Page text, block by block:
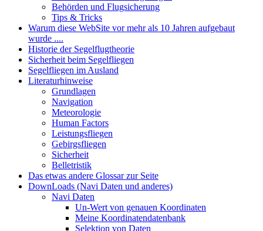
Behörden und Flugsicherung
Tips & Tricks
Warum diese WebSite vor mehr als 10 Jahren aufgebaut
wurde ....
Historie der Segelflugtheorie
Sicherheit beim Segelfliegen
Segelfliegen im Ausland
Literaturhinweise
Grundlagen
Navigation
Meteorologie
Human Factors
Leistungsfliegen
Gebirgsfliegen
Sicherheit
Belletristik
Das etwas andere Glossar zur Seite
DownLoads (Navi Daten und anderes)
Navi Daten
Un-Wert von genauen Koordinaten
Meine Koordinatendatenbank
Selektion von Daten